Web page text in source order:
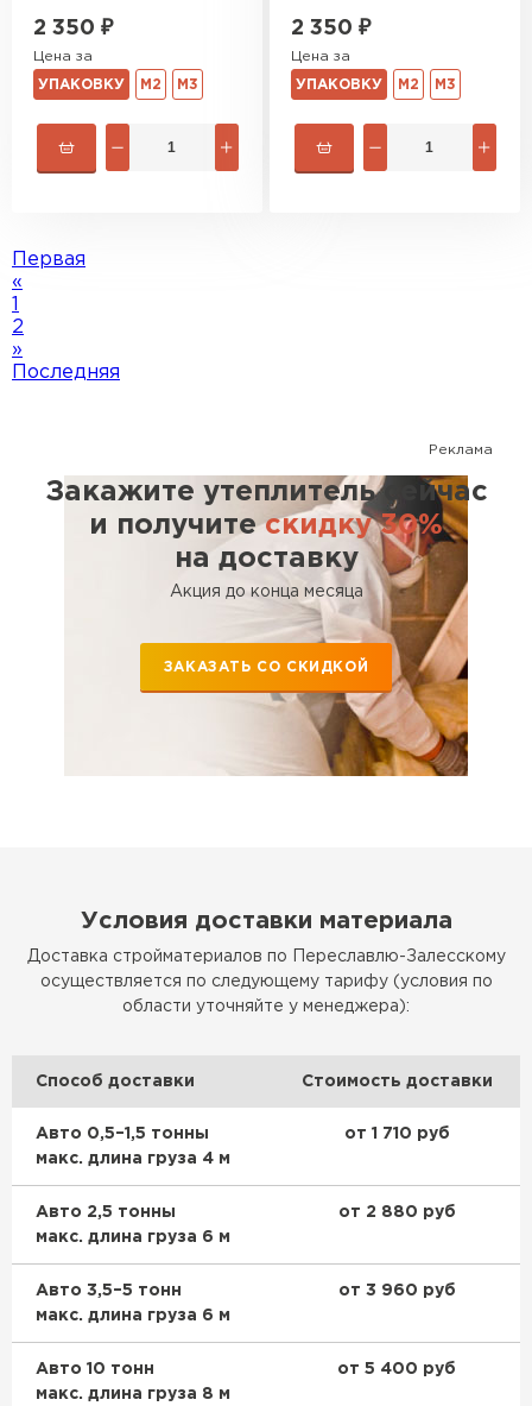
2 350 ₽
Цена за
УПАКОВКУ М2 М3
2 350 ₽
Цена за
УПАКОВКУ М2 М3
Первая
«
2
»
Последняя
Реклама
Закажите утеплитель сейчас
и получитескидку 30%
на доставку
Акция до конца месяца
ЗАКАЗАТЬ СО СКИДКОЙ
Условия доставки материала
Доставка стройматериалов по Переславлю-Залесскому
осуществляется по следующему тарифу (условия по
области уточняйте у менеджера):
Способ доставки Стоимость доставки
Авто 0,5–1,5 тонны
макс. длина груза 4 м
от 1 710 руб
Авто 2,5 тонны
макс. длина груза 6 м
от 2 880 руб
Авто 3,5–5 тонн
макс. длина груза 6 м
от 3 960 руб
Авто 10 тонн
макс. длина груза 8 м
от 5 400 руб